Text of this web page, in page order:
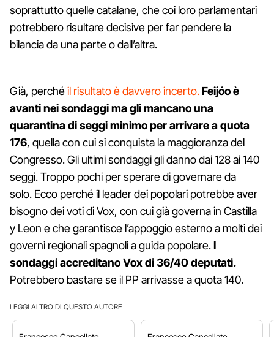
soprattutto quelle catalane, che coi loro parlamentari
potrebbero risultare decisive per far pendere la
bilancia da una parte o dall’altra.
Già, perchéil risultato è davvero incerto.Feijóo è
avanti nei sondaggi ma gli mancano una
quarantina di seggi minimo per arrivare a quota
176, quella con cui si conquista la maggioranza del
Congresso. Gli ultimi sondaggi gli danno dai 128 ai 140
seggi. Troppo pochi per sperare di governare da
solo. Ecco perché il leader dei popolari potrebbe aver
bisogno dei voti di Vox, con cui già governa in Castilla
y Leon e che garantisce l’appoggio esterno a molti dei
governi regionali spagnoli a guida popolare.I
sondaggi accreditano Vox di 36/40 deputati.
Potrebbero bastare se il PP arrivasse a quota 140.
LEGGI ALTRO DI QUESTO AUTORE